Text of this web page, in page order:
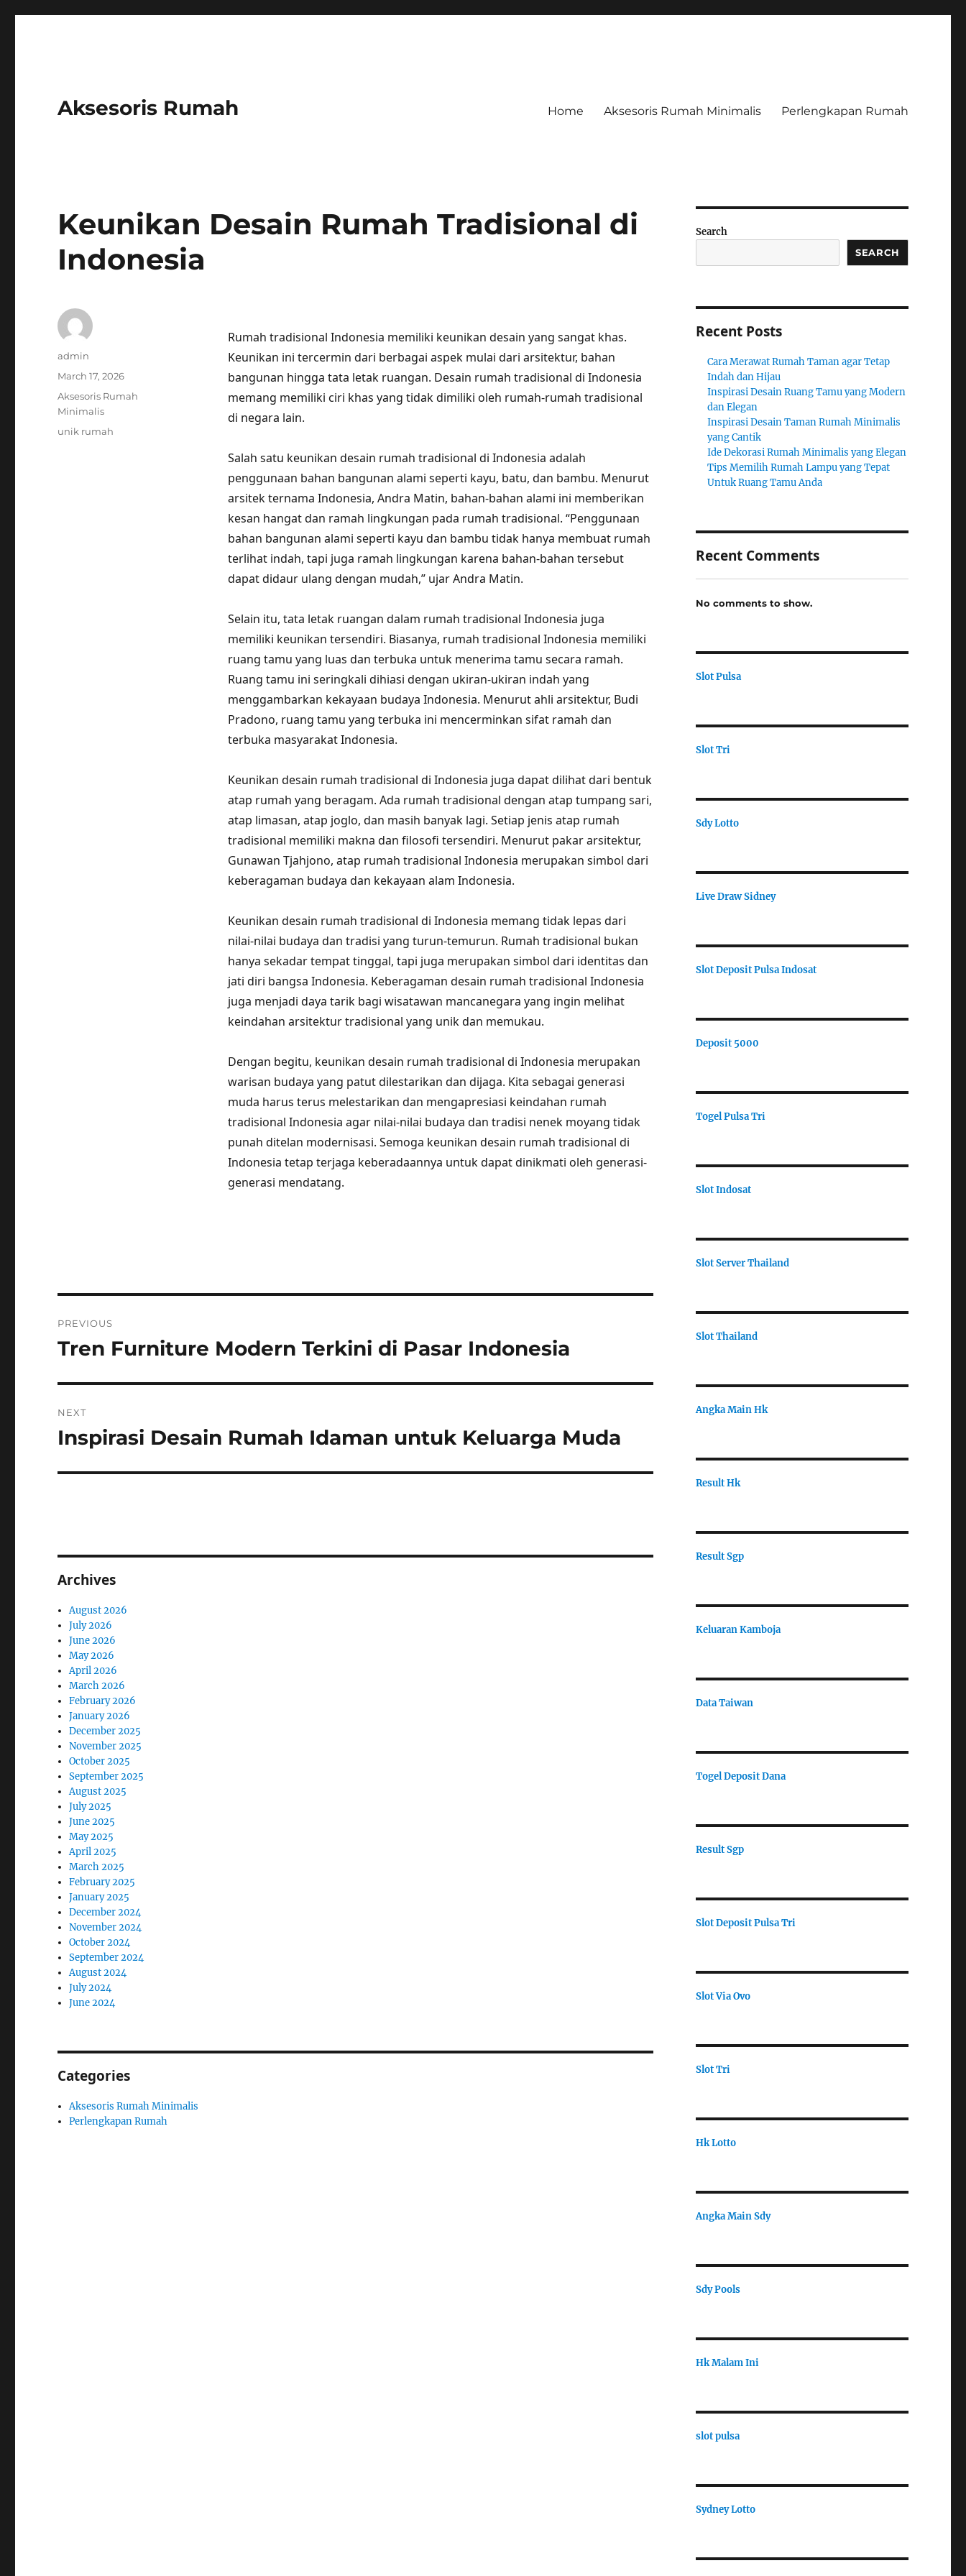
Aksesoris Rumah Home Aksesoris Rumah Minimalis Perlengkapan Rumah
Keunikan Desain Rumah Tradisional di
Indonesia
Rumah tradisional Indonesia memiliki keunikan desain yang sangat khas.
Keunikan ini tercermin dari berbagai aspek mulai dari arsitektur, bahan
bangunan hingga tata letak ruangan. Desain rumah tradisional di Indonesia
memang memiliki ciri khas yang tidak dimiliki oleh rumah-rumah tradisional
di negara lain.
Salah satu keunikan desain rumah tradisional di Indonesia adalah
penggunaan bahan bangunan alami seperti kayu, batu, dan bambu. Menurut
arsitek ternama Indonesia, Andra Matin, bahan-bahan alami ini memberikan
kesan hangat dan ramah lingkungan pada rumah tradisional. “Penggunaan
bahan bangunan alami seperti kayu dan bambu tidak hanya membuat rumah
terlihat indah, tapi juga ramah lingkungan karena bahan-bahan tersebut
dapat didaur ulang dengan mudah,” ujar Andra Matin.
Selain itu, tata letak ruangan dalam rumah tradisional Indonesia juga
memiliki keunikan tersendiri. Biasanya, rumah tradisional Indonesia memiliki
ruang tamu yang luas dan terbuka untuk menerima tamu secara ramah.
Ruang tamu ini seringkali dihiasi dengan ukiran-ukiran indah yang
menggambarkan kekayaan budaya Indonesia. Menurut ahli arsitektur, Budi
Pradono, ruang tamu yang terbuka ini mencerminkan sifat ramah dan
terbuka masyarakat Indonesia.
Keunikan desain rumah tradisional di Indonesia juga dapat dilihat dari bentuk
atap rumah yang beragam. Ada rumah tradisional dengan atap tumpang sari,
atap limasan, atap joglo, dan masih banyak lagi. Setiap jenis atap rumah
tradisional memiliki makna dan filosofi tersendiri. Menurut pakar arsitektur,
Gunawan Tjahjono, atap rumah tradisional Indonesia merupakan simbol dari
keberagaman budaya dan kekayaan alam Indonesia.
Keunikan desain rumah tradisional di Indonesia memang tidak lepas dari
nilai-nilai budaya dan tradisi yang turun-temurun. Rumah tradisional bukan
hanya sekadar tempat tinggal, tapi juga merupakan simbol dari identitas dan
jati diri bangsa Indonesia. Keberagaman desain rumah tradisional Indonesia
juga menjadi daya tarik bagi wisatawan mancanegara yang ingin melihat
keindahan arsitektur tradisional yang unik dan memukau.
Dengan begitu, keunikan desain rumah tradisional di Indonesia merupakan
warisan budaya yang patut dilestarikan dan dijaga. Kita sebagai generasi
muda harus terus melestarikan dan mengapresiasi keindahan rumah
tradisional Indonesia agar nilai-nilai budaya dan tradisi nenek moyang tidak
punah ditelan modernisasi. Semoga keunikan desain rumah tradisional di
Indonesia tetap terjaga keberadaannya untuk dapat dinikmati oleh generasi-
generasi mendatang.
Author
admin
Posted
on
March 17, 2026
Categories
Aksesoris Rumah
Minimalis
Tags
unik rumah
navigation
PREVIOUS
Previous
Tren Furniture Modern Terkini di Pasar Indonesia
NEXT
Next
Inspirasi Desain Rumah Idaman untuk Keluarga Muda
Archives
August 2026
July 2026
June 2026
May 2026
April 2026
March 2026
February 2026
January 2026
December 2025
November 2025
October 2025
September 2025
August 2025
July 2025
June 2025
May 2025
April 2025
March 2025
February 2025
January 2025
December 2024
November 2024
October 2024
September 2024
August 2024
July 2024
June 2024
Categories
Aksesoris Rumah Minimalis
Perlengkapan Rumah
Search
SEARCH
Recent Posts
Cara Merawat Rumah Taman agar Tetap
Indah dan Hijau
Inspirasi Desain Ruang Tamu yang Modern
dan Elegan
Inspirasi Desain Taman Rumah Minimalis
yang Cantik
Ide Dekorasi Rumah Minimalis yang Elegan
Tips Memilih Rumah Lampu yang Tepat
Untuk Ruang Tamu Anda
Recent Comments
No comments to show.
Slot Pulsa
Slot Tri
Sdy Lotto
Live Draw Sidney
Slot Deposit Pulsa Indosat
Deposit 5000
Togel Pulsa Tri
Slot Indosat
Slot Server Thailand
Slot Thailand
Angka Main Hk
Result Hk
Result Sgp
Keluaran Kamboja
Data Taiwan
Togel Deposit Dana
Result Sgp
Slot Deposit Pulsa Tri
Slot Via Ovo
Slot Tri
Hk Lotto
Angka Main Sdy
Sdy Pools
Hk Malam Ini
slot pulsa
Sydney Lotto